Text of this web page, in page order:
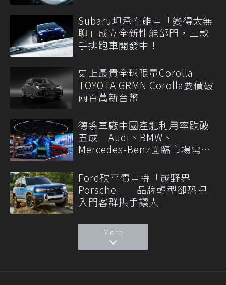
Subaru坦承性能車「變得太無
聊」成立全新性能部門，三款
手排跑車開發中！
史上最貴全球限量Corolla
TOYOTA GRMN Corolla要價破
兩百萬新台幣
德系車廠中國產能利用率跌破
五成 Audi、BMW、
Mercedes-Benz面臨市場需求
Ford砍平價車拚「越野界
Porsche」 品牌轉型卻恐把
入門客群拱手讓人
More